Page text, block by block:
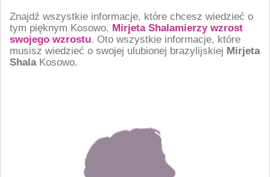
Znajdź wszystkie informacje, które chcesz wiedzieć o
tym pięknym Kosowo. Mirjeta Shalamierzy wzrost
swojego wzrostu. Oto wszystkie informacje, które
musisz wiedzieć o swojej ulubionej brazylijskiej Mirjeta
ShalaKosowo.